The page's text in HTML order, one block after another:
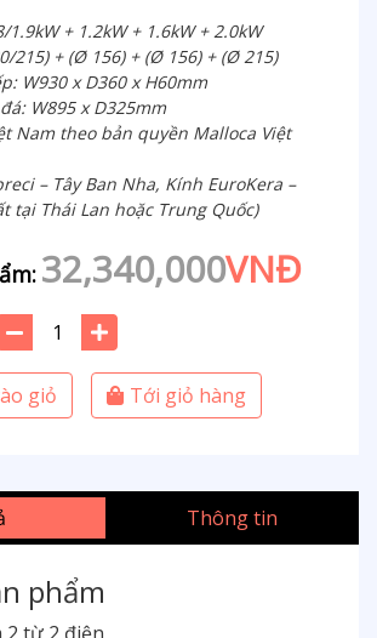
1.9kW + 1.2kW + 1.6kW + 2.0kW
+ (Ø 156) + (Ø 156) + (Ø 215)
W930 x D360 x H60mm
W895 x D325mm
Nam theo bản quyền Malloca Việt
– Tây Ban Nha, Kính EuroKera –
tại Thái Lan hoặc Trung Quốc)
32,340,000VNĐ
giỏ Tới giỏ hàng
Thông tin
phẩm